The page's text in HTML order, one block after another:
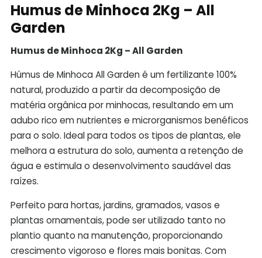
Humus de Minhoca 2Kg – All
Garden
Humus de Minhoca 2Kg – All Garden
Húmus de Minhoca All Garden é um fertilizante 100%
natural, produzido a partir da decomposição de
matéria orgânica por minhocas, resultando em um
adubo rico em nutrientes e microrganismos benéficos
para o solo. Ideal para todos os tipos de plantas, ele
melhora a estrutura do solo, aumenta a retenção de
água e estimula o desenvolvimento saudável das
raízes.
Perfeito para hortas, jardins, gramados, vasos e
plantas ornamentais, pode ser utilizado tanto no
plantio quanto na manutenção, proporcionando
crescimento vigoroso e flores mais bonitas. Com